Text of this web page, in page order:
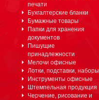
печати
Бухгалтерские бланки
Бумажные товары
Папки для хранения
документов
Пишущие
принадлежности
Мелочи офисные
Лотки, подставки, наборы
Инструменты офисные
Штемпельная продукция
Черчение, рисование и